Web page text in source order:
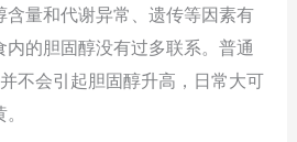
量和代谢异常、遗传等因素有
的胆固醇没有过多联系。普通
不会引起胆固醇升高，日常大可